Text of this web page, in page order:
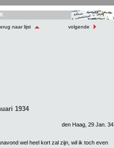
naar lijst volgende
1934
den Haag, 29 Jan. 34
wel heel kort zal zijn, wil ik toch even